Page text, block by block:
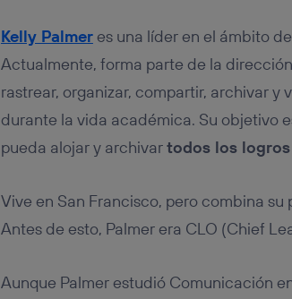
Kelly Palmeres una líder en el ámbito
Actualmente, forma parte de la
rastrear, organizar, compartir, archivar
durante la vida académica. Su objetivo
pueda alojar y archivartodos los
Vive en San Francisco, pero combina
Antes de esto, Palmer era CLO (Chief
Aunque Palmer estudió Comunicación